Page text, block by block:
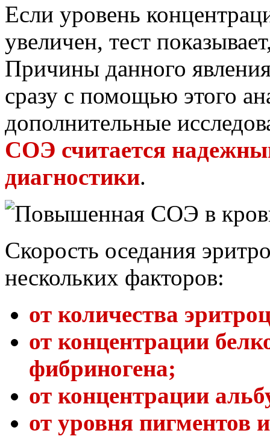
Если уровень
увеличен, тест
Причины данного
сразу с помощью этого
дополнительные
СОЭ считается
диагностики.
Скорость оседания
нескольких факторов:
от количества
от концентрации
фибриногена;
от концентрации
от уровня пигментов